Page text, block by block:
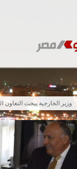
وزير الخارجية يبحث التعاون